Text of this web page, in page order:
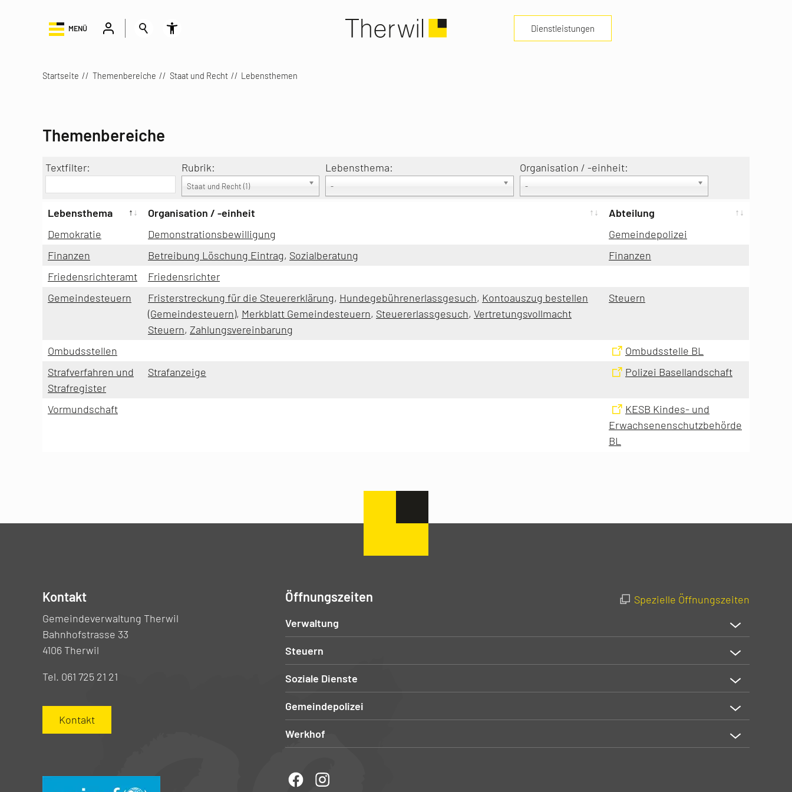
Dienstleistungen
MENÜ
Startseite Themenbereiche Staat und Recht Lebensthemen
Themenbereiche
Textfilter: Rubrik:
Staat und Recht (1)
Lebensthema:
-
Organisation / -einheit:
-
Lebensthema Organisation / -einheit
Abteilung
Demokratie
Demonstrationsbewilligung
Gemeindepolizei
Finanzen
Betreibung Löschung Eintrag, Sozialberatung
Finanzen
Friedensrichteramt
Friedensrichter
Gemeindesteuern
Fristerstreckung für die Steuererklärung, Hundegebührenerlassgesuch, Kontoauszug bestellen
(Gemeindesteuern), Merkblatt Gemeindesteuern, Steuererlassgesuch, Vertretungsvollmacht
Steuern, Zahlungsvereinbarung
Steuern
Ombudsstellen
Ombudsstelle BL
Strafverfahren und
Strafregister
Strafanzeige Polizei Basellandschaft
Vormundschaft
KESB Kindes- und
Erwachsenenschutzbehörde
BL
Kontakt
Gemeindeverwaltung Therwil
Bahnhofstrasse 33
4106 Therwil
Tel. 061 725 21 21
Kontakt
Öffnungszeiten
Spezielle Öffnungszeiten
Verwaltung
Steuern
Soziale Dienste
Gemeindepolizei
Werkhof